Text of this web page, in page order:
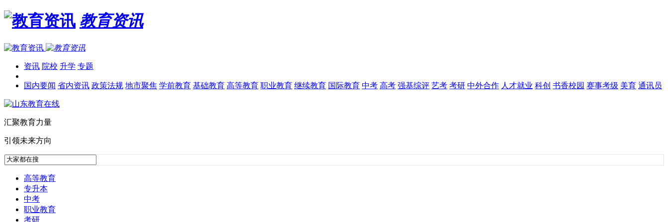
教育资讯
资讯 院校 升学 专题
国内要闻 省内资讯 政策法规 地市聚焦 学前教育 基础教育 高等教育 职业教育 继续教育 国际教育 中考 高考 强基综评 艺考 考研 中外合作 人才就业 科创 书香校园 赛事考级 美育 通讯员
汇聚教育力量
引领未来方向
高等教育
专升本
中考
职业教育
考研